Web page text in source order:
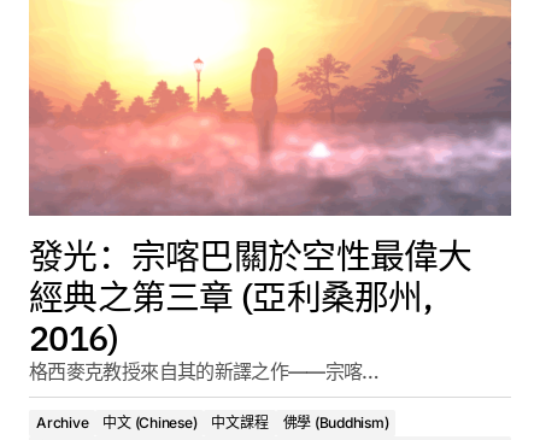
發光：宗喀巴關於空性最偉大
經典之第三章 (亞利桑那州,
2016)
格西麥克教授來自其的新譯之作——宗喀…
Archive 中文 (Chinese) 中文課程
佛學 (Buddhism)